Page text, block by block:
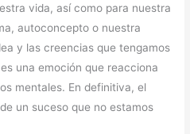
vida, así como para nuestra
autoconcepto o nuestra
y las creencias que tengamos
una emoción que reacciona
mentales. En definitiva, el
un suceso que no estamos